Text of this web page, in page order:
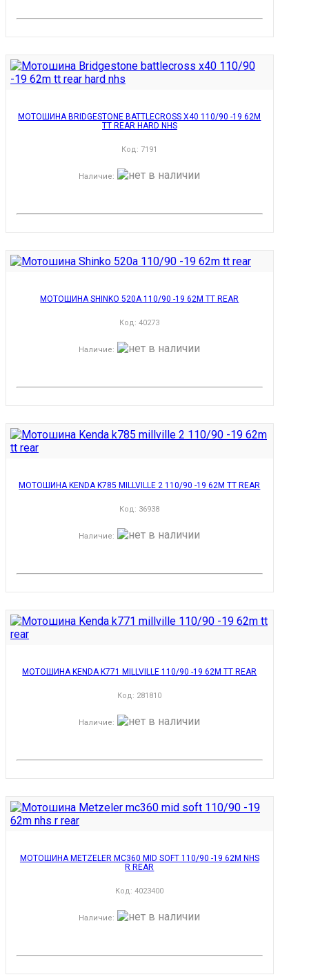
МОТОШИНА BRIDGESTONE BATTLECROSS X40 110/90 -19 62M
TT REAR HARD NHS
Код:7191
Наличие:
МОТОШИНА SHINKO 520A 110/90 -19 62M TT REAR
Код:40273
Наличие:
МОТОШИНА KENDA K785 MILLVILLE 2 110/90 -19 62M TT REAR
Код: 36938
Наличие:
МОТОШИНА KENDA K771 MILLVILLE 110/90 -19 62M TT REAR
Код: 281810
Наличие:
МОТОШИНА METZELER MC360 MID SOFT 110/90 -19 62M NHS
R REAR
Код:4023400
Наличие: